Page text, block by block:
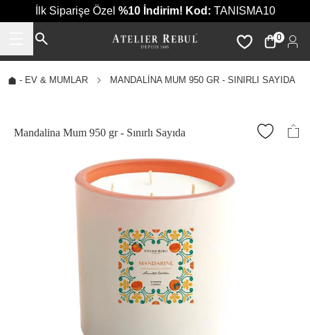
İlk Siparişe Özel %10 İndirim! Kod: TANISMA10
0
- EV & MUMLAR MANDALINA MUM 950 GR - SINIRLI SAYIDA
Mandalina Mum 950 gr - Sınırlı Sayıda